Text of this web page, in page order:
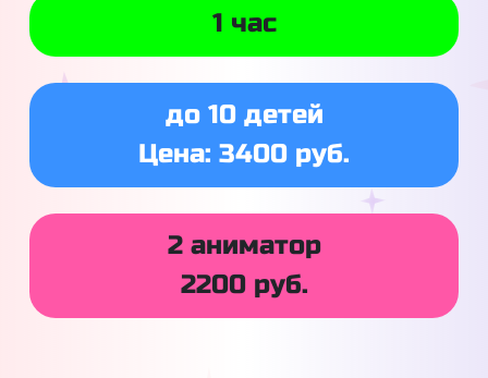
1 час
до 10 детей
Цена: 3400 руб.
2 аниматор
2200 руб.